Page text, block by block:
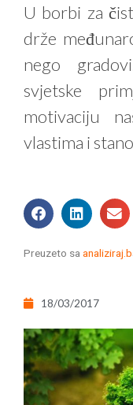
U borbi za
drže
nego
svjetske
motivaciju
vlastima i
Preuzeto sa analiziraj.b
18/03/2017